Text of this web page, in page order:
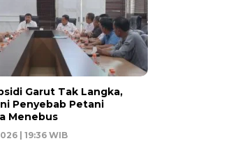
Garut Tak Langka,
Penyebab Petani
Menebus
| 19:36 WIB